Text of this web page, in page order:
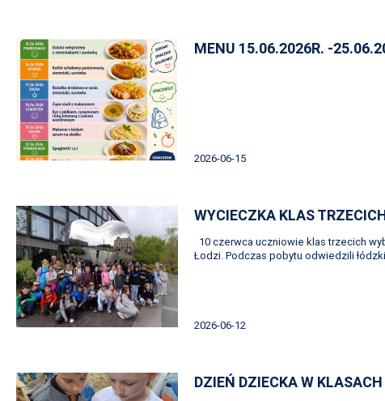
MENU 15.06.2026R. -
2026-06-15
WYCIECZKA KLAS
10 czerwca uczniowie klas trzecich
Łodzi. Podczas pobytu odwiedzili
2026-06-12
DZIEŃ DZIECKA W